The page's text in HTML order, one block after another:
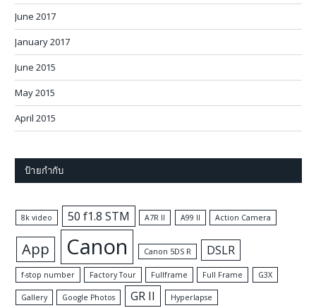
June 2017
January 2017
June 2015
May 2015
April 2015
ป้ายกำกับ
8k video 50 f1.8 STM A7R II A99 II Action Camera
App Canon Canon 5DS R DSLR
f-stop number Factory Tour Fullframe Full Frame G3X
Gallery Google Photos GR II Hyperlapse